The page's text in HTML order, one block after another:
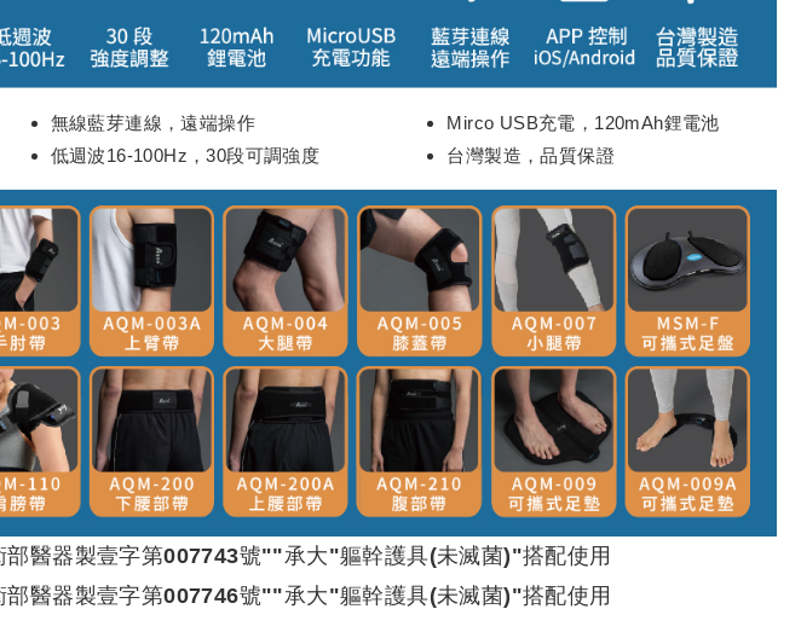
無線藍芽連線，遠端操作
低週波16-100Hz，30段可調強度
Mirco USB充電，120mAh鋰電池
台灣製造，品質保證
醫器製壹字第007743號""承大"軀幹護具(未滅菌)"搭配使用
醫器製壹字第007746號""承大"軀幹護具(未滅菌)"搭配使用